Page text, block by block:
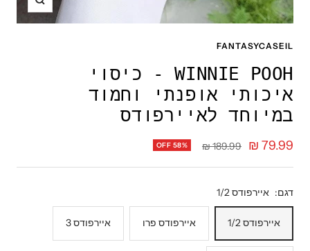
תקריב
FANTASYCASEIL
WINNIE POOH - כיסוי
איכותי אופנתי וחמוד
במיוחד לאיירפודס
מחיר
מבצע
79.99 ₪
מחיר
189.99 ₪
OFF 58%
דגם: איירפודס 1/2
איירפודס 1/2 איירפודס פרו איירפודס 3